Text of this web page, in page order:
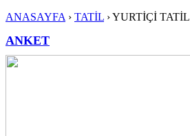
ANASAYFA › TATİL ›YURTİÇİ TATİL
ANKET